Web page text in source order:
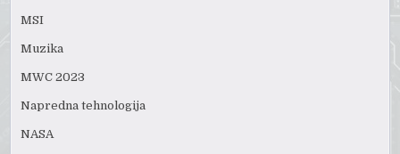
MSI
Muzika
MWC 2023
Napredna tehnologija
NASA